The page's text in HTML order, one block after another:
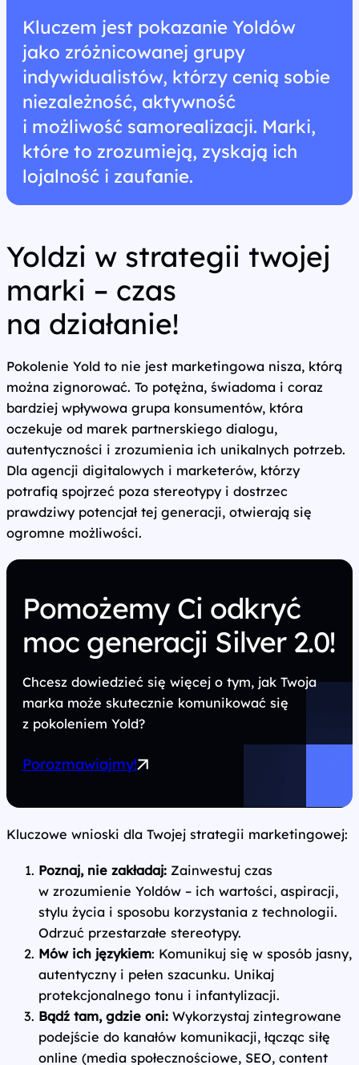
Kluczem jest pokazanie Yoldów
jako zróżnicowanej grupy
indywidualistów, którzy cenią sobie
niezależność, aktywność
i możliwość samorealizacji. Marki,
które to zrozumieją, zyskają ich
lojalność i zaufanie.
Yoldzi w strategii twojej
marki – czas
na działanie!
Pokolenie Yold to nie jest marketingowa nisza, którą
można zignorować. To potężna, świadoma i coraz
bardziej wpływowa grupa konsumentów, która
oczekuje od marek partnerskiego dialogu,
autentyczności i zrozumienia ich unikalnych potrzeb.
Dla agencji digitalowych i marketerów, którzy
potrafią spojrzeć poza stereotypy i dostrzec
prawdziwy potencjał tej generacji, otwierają się
ogromne możliwości.
Pomożemy Ci odkryć
moc generacji Silver 2.0!
Chcesz dowiedzieć się więcej o tym, jak Twoja
marka może skutecznie komunikować się
z pokoleniem Yold?
Porozmawiajmy!
Kluczowe wnioski dla Twojej strategii marketingowej:
Poznaj, nie zakładaj: Zainwestuj czas
w zrozumienie Yoldów – ich wartości, aspiracji,
stylu życia i sposobu korzystania z technologii.
Odrzuć przestarzałe stereotypy.
Mów ich językiem: Komunikuj się w sposób jasny,
autentyczny i pełen szacunku. Unikaj
protekcjonalnego tonu i infantylizacji.
Bądź tam, gdzie oni: Wykorzystaj zintegrowane
podejście do kanałów komunikacji, łącząc siłę
online (media społecznościowe, SEO, content